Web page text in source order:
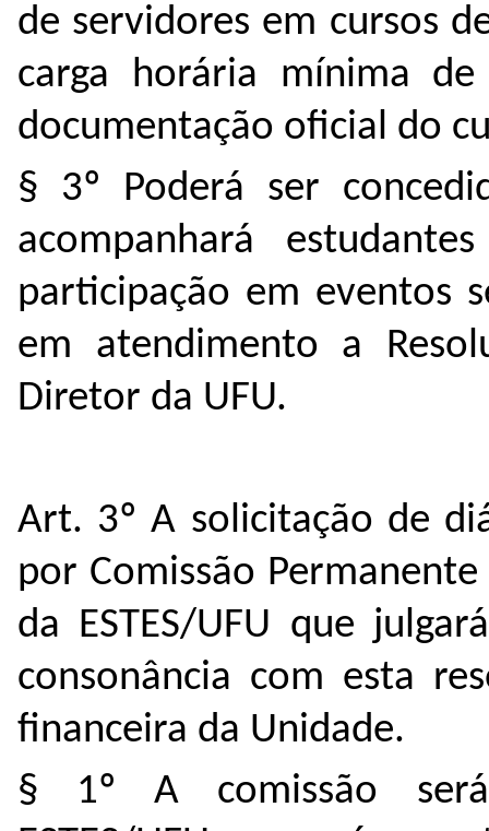
de servidores em cursos
carga horária mínima
documentação oficial do
§ 3º Poderá ser
acompanhará
participação em eventos
em atendimento a
Diretor da UFU.
Art. 3º A solicitação de
por Comissão Permanente
da ESTES/UFU que
consonância com esta
financeira da Unidade.
§ 1º A comissão